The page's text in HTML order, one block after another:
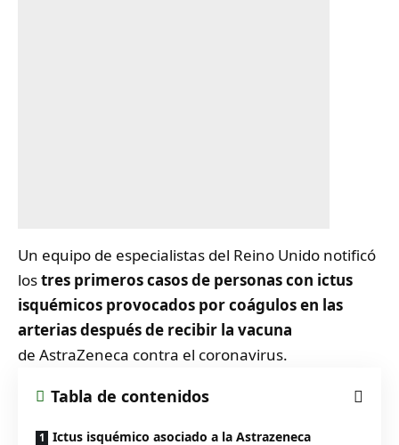
Un equipo de especialistas del Reino Unido notificó
lostres primeros casos de personas con ictus
isquémicos provocados por coágulos en las
arterias después de recibir la vacuna
de AstraZeneca contra el coronavirus.
Tabla de contenidos
Ictus isquémico asociado a la Astrazeneca